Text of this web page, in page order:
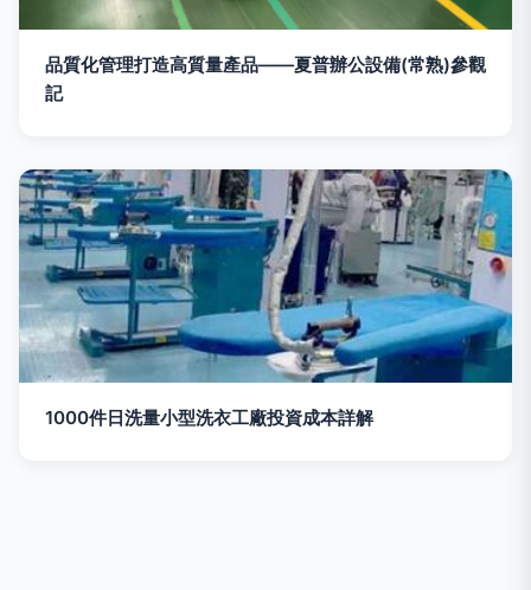
品質化管理打造高質量產品——夏普辦公設備(常熟)參觀
記
1000件日洗量小型洗衣工廠投資成本詳解